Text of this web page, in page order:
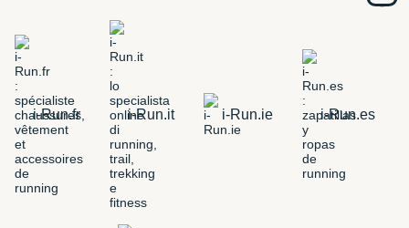
i-Run.fr i-Run.it i-Run.ie i-Run.es